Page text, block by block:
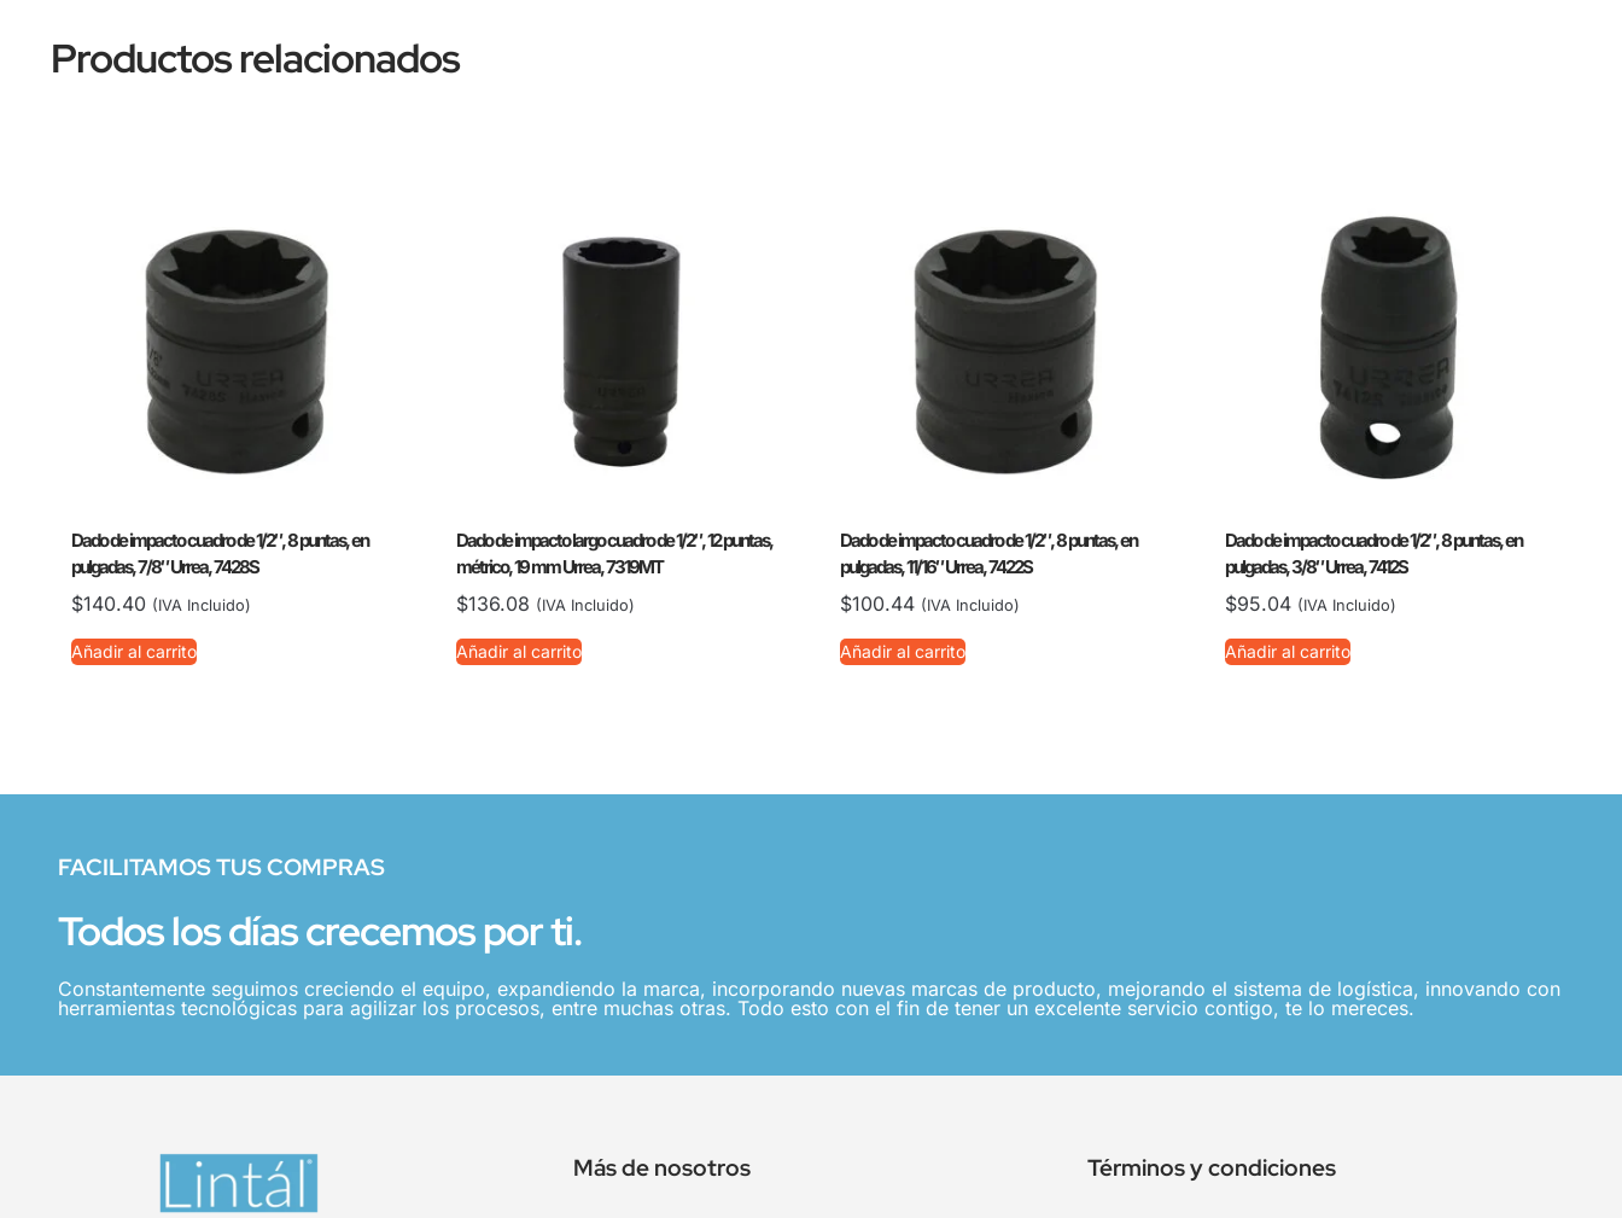
Productos relacionados
Dado de impacto cuadro de 1/2″, 8 puntas, en
pulgadas, 7/8″ Urrea, 7428S
$140.40 (IVA Incluido)
Añadir al carrito
Dado de impacto largo cuadro de 1/2″, 12 puntas,
métrico, 19 mm Urrea, 7319MT
$136.08 (IVA Incluido)
Añadir al carrito
Dado de impacto cuadro de 1/2″, 8 puntas, en
pulgadas, 11/16″ Urrea, 7422S
$100.44 (IVA Incluido)
Añadir al carrito
Dado de impacto cuadro de 1/2″, 8 puntas, en
pulgadas, 3/8″ Urrea, 7412S
$95.04 (IVA Incluido)
Añadir al carrito
FACILITAMOS TUS COMPRAS
Todos los días crecemos por ti.
Constantemente seguimos creciendo el equipo, expandiendo la marca, incorporando nuevas marcas de producto, mejorando el sistema de logística, innovando con
herramientas tecnológicas para agilizar los procesos, entre muchas otras. Todo esto con el fin de tener un excelente servicio contigo, te lo mereces.
Más de nosotros Términos y condiciones